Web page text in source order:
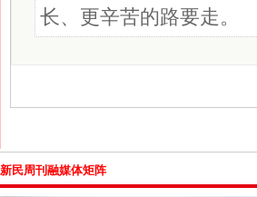
长、更辛苦的路要走。
新民周刊融媒体矩阵